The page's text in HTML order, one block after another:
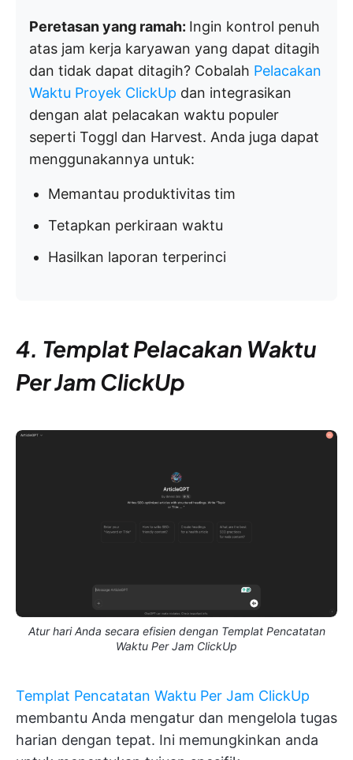
Peretasan yang ramah: Ingin kontrol penuh
atas jam kerja karyawan yang dapat ditagih
dan tidak dapat ditagih? Cobalah Pelacakan
Waktu Proyek ClickUp dan integrasikan
dengan alat pelacakan waktu populer
seperti Toggl dan Harvest. Anda juga dapat
menggunakannya untuk:
Memantau produktivitas tim
Tetapkan perkiraan waktu
Hasilkan laporan terperinci
4. Templat Pelacakan Waktu
Per Jam ClickUp
Atur hari Anda secara efisien dengan Templat Pencatatan
Waktu Per Jam ClickUp
Templat Pencatatan Waktu Per Jam ClickUp
membantu Anda mengatur dan mengelola tugas
harian dengan tepat. Ini memungkinkan anda